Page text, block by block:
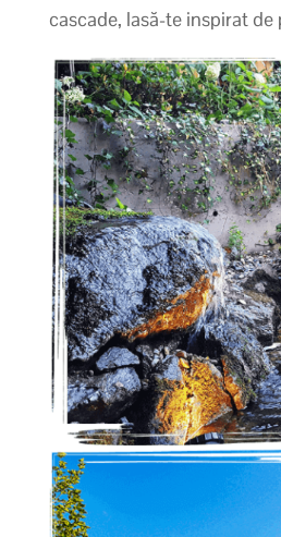
cascade, lasă-te inspirat